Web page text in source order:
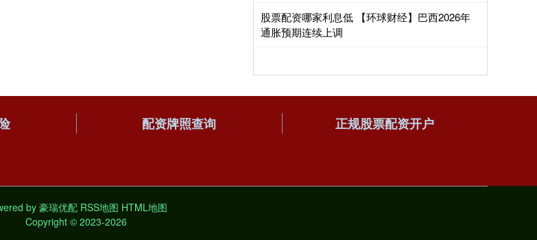
股票配资哪家利息低 【环球财经】巴西2026年
通胀预期连续上调
配资牌照查询 正规股票配资开户
by豪瑞优配 RSS地图 HTML地图
Copyright © 2023-2026